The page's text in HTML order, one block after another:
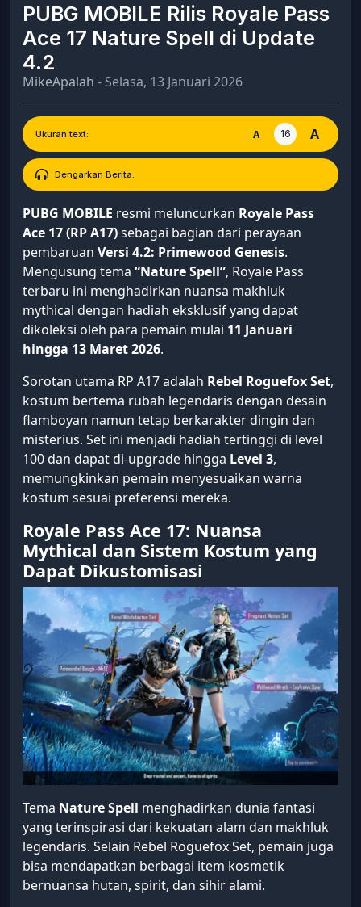
PUBG MOBILE Rilis Royale Pass
Ace 17 Nature Spell di Update
4.2
MikeApalah - Selasa, 13 Januari 2026
Ukuran text: A 16 A
Dengarkan Berita:
PUBG MOBILE resmi meluncurkan Royale Pass
Ace 17 (RP A17)sebagai bagian dari perayaan
pembaruan Versi 4.2: Primewood Genesis.
Mengusung tema “Nature Spell”, Royale Pass
terbaru ini menghadirkan nuansa makhluk
mythical dengan hadiah eksklusif yang dapat
dikoleksi oleh para pemain mulai 11 Januari
hingga 13 Maret 2026.
Sorotan utama RP A17 adalah Rebel Roguefox Set,
kostum bertema rubah legendaris dengan desain
flamboyan namun tetap berkarakter dingin dan
misterius. Set ini menjadi hadiah tertinggi di level
100 dan dapat di-upgrade hingga Level 3,
memungkinkan pemain menyesuaikan warna
kostum sesuai preferensi mereka.
Royale Pass Ace 17: Nuansa
Mythical dan Sistem Kostum yang
Dapat Dikustomisasi
Tema Nature Spell menghadirkan dunia fantasi
yang terinspirasi dari kekuatan alam dan makhluk
legendaris. Selain Rebel Roguefox Set, pemain juga
bisa mendapatkan berbagai item kosmetik
bernuansa hutan, spirit, dan sihir alami.